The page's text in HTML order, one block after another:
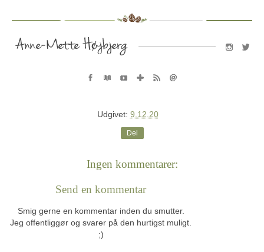
Udgivet: 9.12.20
Del
Ingen kommentarer:
Send en kommentar
Smig gerne en kommentar inden du smutter.
Jeg offentliggør og svarer på den hurtigst muligt.
;)